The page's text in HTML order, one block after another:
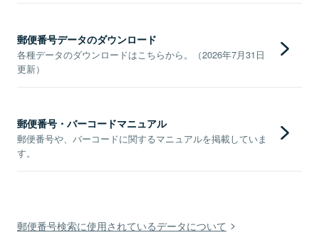
郵便番号データのダウンロード
各種データのダウンロードはこちらから。（2026年7月31日
更新）
郵便番号・バーコードマニュアル
郵便番号や、バーコードに関するマニュアルを掲載していま
す。
郵便番号検索に使用されているデータについて